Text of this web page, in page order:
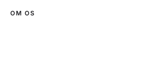
OM OS